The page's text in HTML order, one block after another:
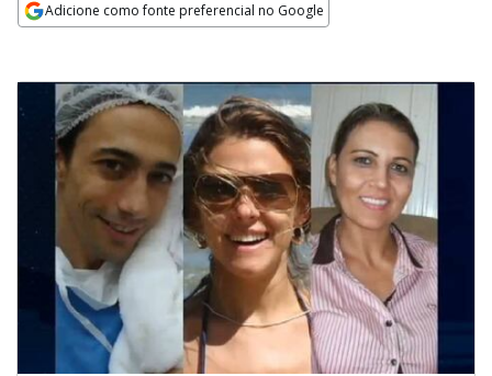
Adicione como fonte preferencial no Google